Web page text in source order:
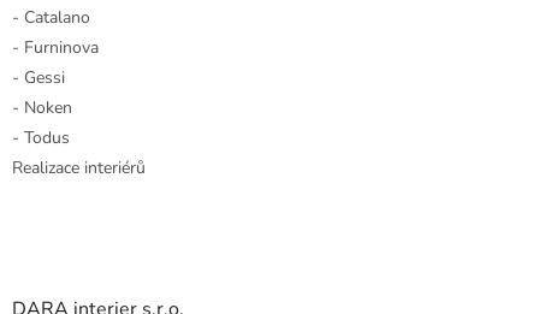
- Catalano
- Furninova
- Gessi
- Noken
- Todus
Realizace interiérů